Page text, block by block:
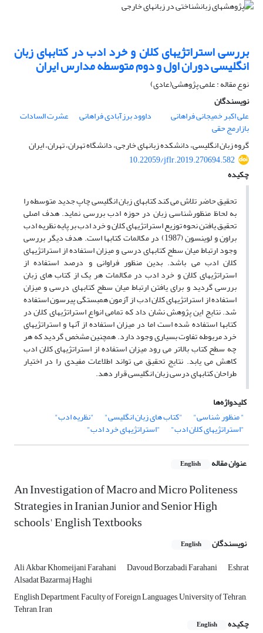
بررسی استراتژیهای کلان و خرد ادب در کتابهای زبان
انگلیسی دوران اول و دوم متوسطه مدارس ایران
نوع مقاله : علمی پژوهشی(عادی)
نویسندگان
علی اکبر خمیجانی فراهانی
داوود برزآبادی فراهانی عشرت السادات
بازارمج حقی
گروه زبان انگلیسی، دانشکده زبانهای خارجی، دانشگاه تهران، تهران، ایران
10.22059/jflr.2019.270694.582
چکیده
تحقیق حاضر تلاش می کند کتابهای زبان انگلیسی چاپ جدید متوسطه را
به لحاظ منظورشناسی زبان در حوزه ادب بررسی نماید. هدف اصلی
تحقیق یافتن نحوه توزیع استراتژیهای کلان و خرد ادب بر پایه نظریه ادب
براون و لوینسون (1987) در مکالمات کتابها است. هدف دیگر بررسی
وجود ارتباط میان سطح کتابهای درسی و میزان استفاده از استراتژیهای
کلان ادب می باشد. بدین منظور فراوانی و درصد استفاده از
استراتژیهای کلان و خرد ادب در مکالمات هر یک از کتاب های زبان
بررسی گردید و برای یافتن ارتباط میان سطح کتابهای درسی و میزان
استفاده از استراتژیهای کلان ادب از آزمون همبستگی پیرسون استفاده
شد. نتایج این پژوهش نشان داد که تمامی انواع استراتژیهای کلان در
کتابها استفاده شده است اما در میزان استفاده از آنها و استراتژیهای
خرد مربوطه تفاوت بسیاری وجود دارد. همچنین مشخص گردید که هر
چه سطح کتاب بالاتر می رود میزان استفاده از استراتژیهای کلان ادب
کاهش می یابد. نتایج تحقیق می تواند اطلاعات مفیدی را در اختیار
طراحان کتابهای درسی زبان انگلیسی قرار دهد.
کلیدواژه‌ها
" منظور شناسی"
"کتاب های زبان انگلیسی" "نظریه ادب"
"استراتژیهای کلان ادب" "استراتژیهای خرد ادب"
عنوان مقاله English
An Investigation of Macro and Micro Politeness
Strategies in Iranian Junior and Senior High
schools' English Textbooks
نویسندگان English
Ali Akbar Khomeijani Farahani Davoud Borzabadi Farahani Eshrat
Alsadat Bazarmaj Haghi
English Department, Faculty of Foreign Languages, University of Tehran,
Tehran, Iran
چکیده
English